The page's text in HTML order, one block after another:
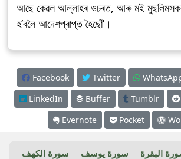
আছে কেৱল আল্লাহৰ ওচৰত, আৰু মই
হ’বলৈ আদেশপ্ৰাপ্ত হৈছোঁ’।
Facebook Twitter
LinkedIn
Buffer Tumblr
Evernote
Pocket
البقرة سورة يوسف سورة الكهف